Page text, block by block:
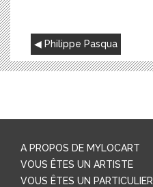
NAVIGATION
DE
L’ARTICLE
Philippe Pasqua
A PROPOS DE MYLOCART
VOUS ÊTES UN ARTISTE
VOUS ÊTES UN PARTICULIER